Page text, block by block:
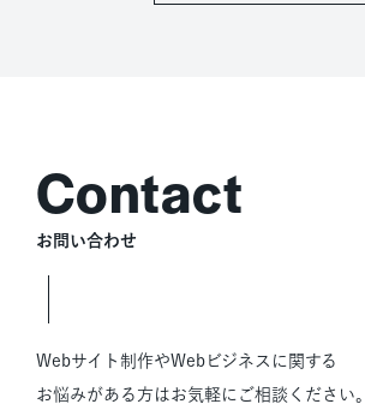
お問い合わせ
Webサイト制作やWebビジネスに関する
お悩みがある方はお気軽にご相談ください。